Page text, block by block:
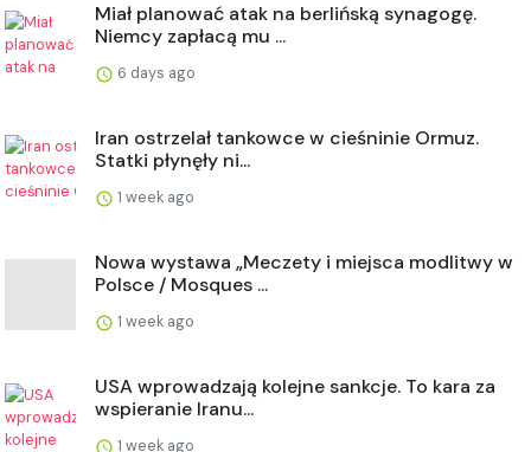
Miał planować atak na berlińską synagogę.
Niemcy zapłacą mu ...
6 days ago
Iran ostrzelał tankowce w cieśninie Ormuz.
Statki płynęły ni...
1 week ago
Nowa wystawa „Meczety i miejsca modlitwy w
Polsce / Mosques ...
1 week ago
USA wprowadzają kolejne sankcje. To kara za
wspieranie Iranu...
1 week ago